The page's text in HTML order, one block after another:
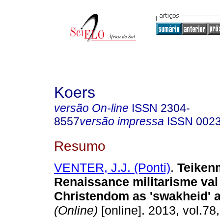
Koers
versão On-line ISSN 2304-
8557versão impressa ISSN
Resumo
VENTER, J.J. (Ponti).
Renaissance militarisme
Christendom as 'swakheid'
(Online) [online]. 2013,